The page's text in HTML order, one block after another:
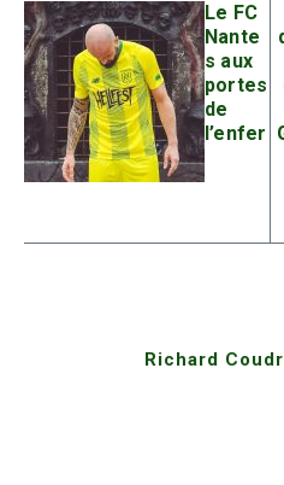
Le FC
Nante
s aux
portes
de
l’enfer
Richard